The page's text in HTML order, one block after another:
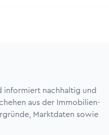
informiert nachhaltig und
aus der Immobilien-
Marktdaten sowie